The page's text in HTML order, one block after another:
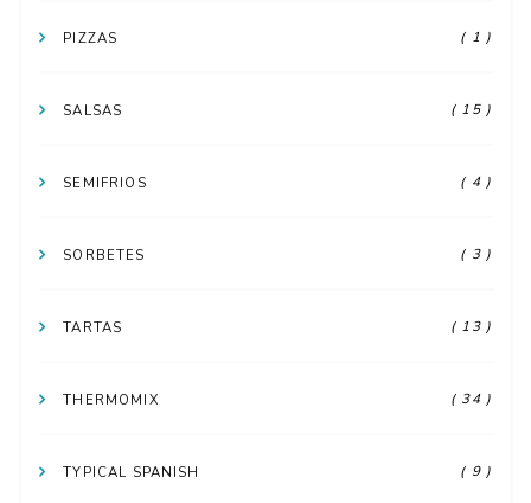
PIZZAS ( 1 )
SALSAS ( 15 )
SEMIFRIOS ( 4 )
SORBETES ( 3 )
TARTAS ( 13 )
THERMOMIX ( 34 )
TYPICAL SPANISH ( 9 )